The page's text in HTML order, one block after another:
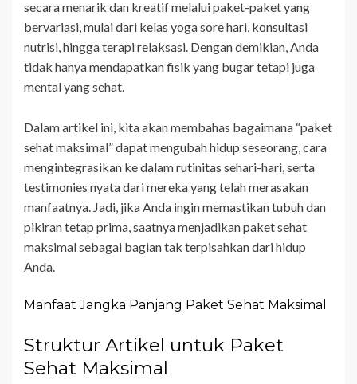
secara menarik dan kreatif melalui paket-paket yang
bervariasi, mulai dari kelas yoga sore hari, konsultasi
nutrisi, hingga terapi relaksasi. Dengan demikian, Anda
tidak hanya mendapatkan fisik yang bugar tetapi juga
mental yang sehat.
Dalam artikel ini, kita akan membahas bagaimana “paket
sehat maksimal” dapat mengubah hidup seseorang, cara
mengintegrasikan ke dalam rutinitas sehari-hari, serta
testimonies nyata dari mereka yang telah merasakan
manfaatnya. Jadi, jika Anda ingin memastikan tubuh dan
pikiran tetap prima, saatnya menjadikan paket sehat
maksimal sebagai bagian tak terpisahkan dari hidup
Anda.
Manfaat Jangka Panjang Paket Sehat Maksimal
Struktur Artikel untuk Paket
Sehat Maksimal